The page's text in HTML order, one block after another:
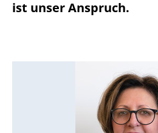
ist unser Anspruch.
unsere Besucher unsere
Name: